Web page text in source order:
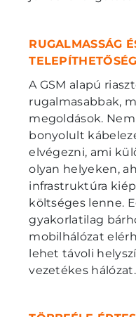
RUGALMASSÁG
TELEPÍTHETŐSÉG
A GSM alapú
rugalmasabbak,
megoldások.
bonyolult
elvégezni, ami
olyan helyeken,
infrastruktúra
költséges lenne.
gyakorlatilag
mobilhálózat
lehet távoli
vezetékes hálózat.